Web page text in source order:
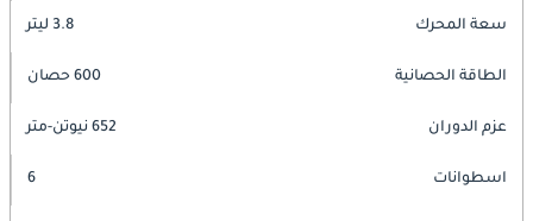
سعة المحرك 3.8 ليتر
الطاقة الحصانية 600 حصان
عزم الدوران 652 نيوتن-متر
اسطوانات 6